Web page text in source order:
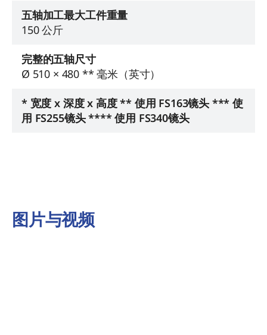
五轴加工最大工件重量
150 公斤
完整的五轴尺寸
Ø 510 × 480 ** 毫米（英寸）
* 宽度 x 深度 x 高度 ** 使用 FS163镜头 *** 使
用 FS255镜头 **** 使用 FS340镜头
图片与视频